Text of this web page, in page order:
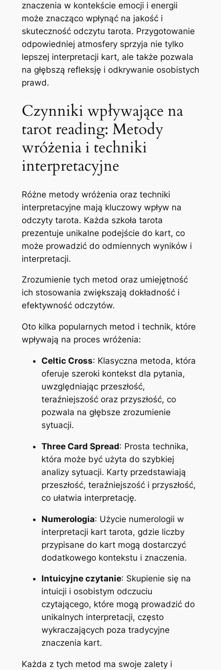
znaczenia w kontekście emocji i energii
może znacząco wpłynąć na jakość i
skuteczność odczytu tarota. Przygotowanie
odpowiedniej atmosfery sprzyja nie tylko
lepszej interpretacji kart, ale także pozwala
na głębszą refleksję i odkrywanie osobistych
prawd.
Czynniki wpływające na
tarot reading: Metody
wróżenia i techniki
interpretacyjne
Różne metody wróżenia oraz techniki
interpretacyjne mają kluczowy wpływ na
odczyty tarota. Każda szkoła tarota
prezentuje unikalne podejście do kart, co
może prowadzić do odmiennych wyników i
interpretacji.
Zrozumienie tych metod oraz umiejętność
ich stosowania zwiększają dokładność i
efektywność odczytów.
Oto kilka popularnych metod i technik, które
wpływają na proces wróżenia:
Celtic Cross: Klasyczna metoda, która
oferuje szeroki kontekst dla pytania,
uwzględniając przeszłość,
teraźniejszość oraz przyszłość, co
pozwala na głębsze zrozumienie
sytuacji.
Three Card Spread: Prosta technika,
która może być użyta do szybkiej
analizy sytuacji. Karty przedstawiają
przeszłość, teraźniejszość i przyszłość,
co ułatwia interpretację.
Numerologia: Użycie numerologii w
interpretacji kart tarota, gdzie liczby
przypisane do kart mogą dostarczyć
dodatkowego kontekstu i znaczenia.
Intuicyjne czytanie: Skupienie się na
intuicji i osobistym odczuciu
czytającego, które mogą prowadzić do
unikalnych interpretacji, często
wykraczających poza tradycyjne
znaczenia kart.
Każda z tych metod ma swoje zalety i